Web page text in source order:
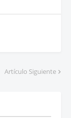
Artículo Siguiente